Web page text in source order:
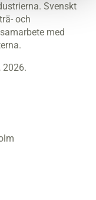
Svenskt
och
med
2026.